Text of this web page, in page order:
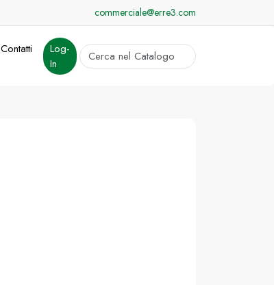
commerciale@erre3.com
Contatti
Log-
In
cerca